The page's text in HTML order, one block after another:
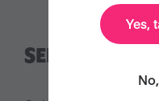
SEITAN
Yes,